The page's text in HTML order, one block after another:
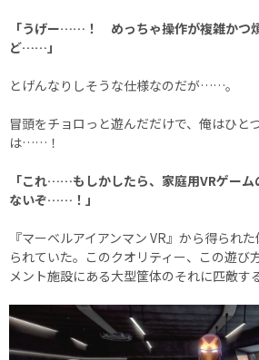
「うげー……！ めっちゃ操作が複雑かつ
ど……」
とげんなりしそうな仕様なのだが……。
冒頭をチョロっと遊んだだけで、俺はひと
は……！
「これ……もしかしたら、家庭用VRゲー
ないぞ……！」
『マーベルアイアンマン VR』から得られ
られていた。このクオリティー、この遊び
メント施設にある大型筐体のそれに匹敵